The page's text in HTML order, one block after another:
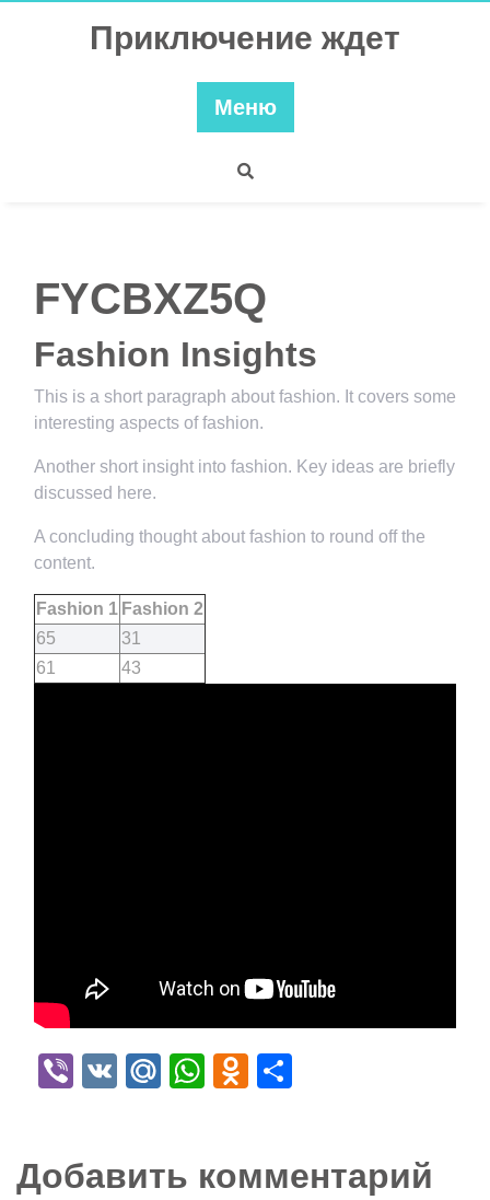
Приключение ждет
Меню
FYCBXZ5Q
Fashion Insights
This is a short paragraph about fashion. It covers some
interesting aspects of fashion.
Another short insight into fashion. Key ideas are briefly
discussed here.
A concluding thought about fashion to round off the
content.
Fashion 1 Fashion 2
65
31
61
43
Viber
VK Mail.Ru
WhatsApp
Odnoklassniki
Добавить комментарий